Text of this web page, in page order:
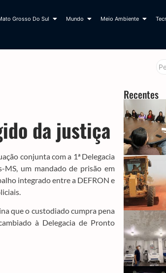
Grosso Do Sul Mundo Meio Ambiente
da justiça
conjunta com a 1ª Delegacia
um mandado de prisão em
integrado entre a DEFRON e
que o custodiado cumpra pena
à Delegacia de Pronto
Recentes